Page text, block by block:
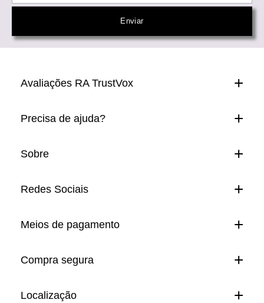
Avaliações RA TrustVox
Precisa de ajuda?
Sobre
Redes Sociais
Meios de pagamento
Compra segura
Localização